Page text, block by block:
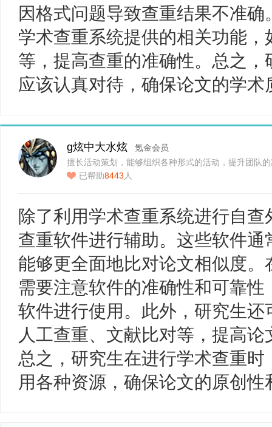
因格式问题导致查重结果不准
学术查重系统提供的相关功能
等，提高查重的准确性。总之
应该认真对待，确保论文的学术
g炫中大水炫
氪金会员
擅长活动策划，能够组织各种形式的活动，提升团队
力…已帮助8443 人
除了利用学术查重系统进行自
查重软件进行辅助。这些软件
能够更全面地比对论文相似度
需要注意软件的准确性和可靠
软件进行使用。此外，研究生
人工查重、文献比对等，提高
总之，研究生在进行学术查重
用各种资源，确保论文的原创性